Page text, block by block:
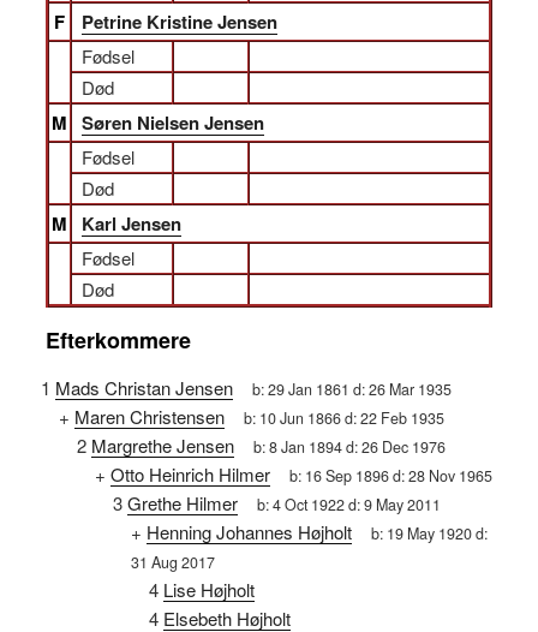
F Petrine Kristine Jensen
Fødsel
Død
M Søren Nielsen Jensen
Fødsel
Død
M Karl Jensen
Fødsel
Død
Efterkommere
1 Mads Christan Jensen b:29 Jan 1861 d:26 Mar 1935
+ Maren Christensen b: 10 Jun 1866d:22 Feb 1935
2 Margrethe Jensen b:8 Jan 1894d:26 Dec 1976
+ Otto Heinrich Hilmer b: 16 Sep 1896d:28 Nov 1965
3Grethe Hilmer b:4 Oct 1922d:9 May 2011
+ Henning Johannes Højholt b: 19 May 1920d:
31 Aug 2017
4 Lise Højholt
4 Elsebeth Højholt